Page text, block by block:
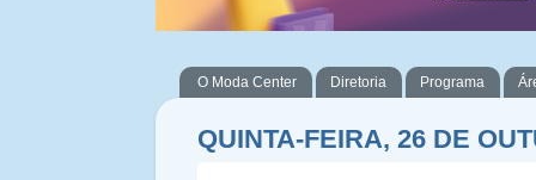
O Moda Center Diretoria Programa
QUINTA-FEIRA, 26 DE